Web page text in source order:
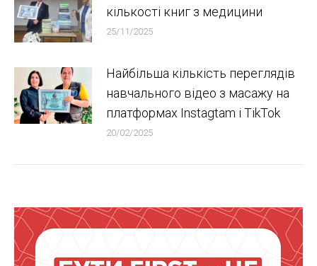
кількості книг з медицини
25/11/2025
Найбільша кількість переглядів
навчального відео з масажу на
платформах Instagtam i TikTok
20/02/2025